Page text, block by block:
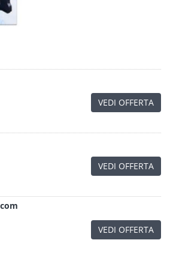
VEDI OFFERTA
VEDI OFFERTA
VEDI OFFERTA